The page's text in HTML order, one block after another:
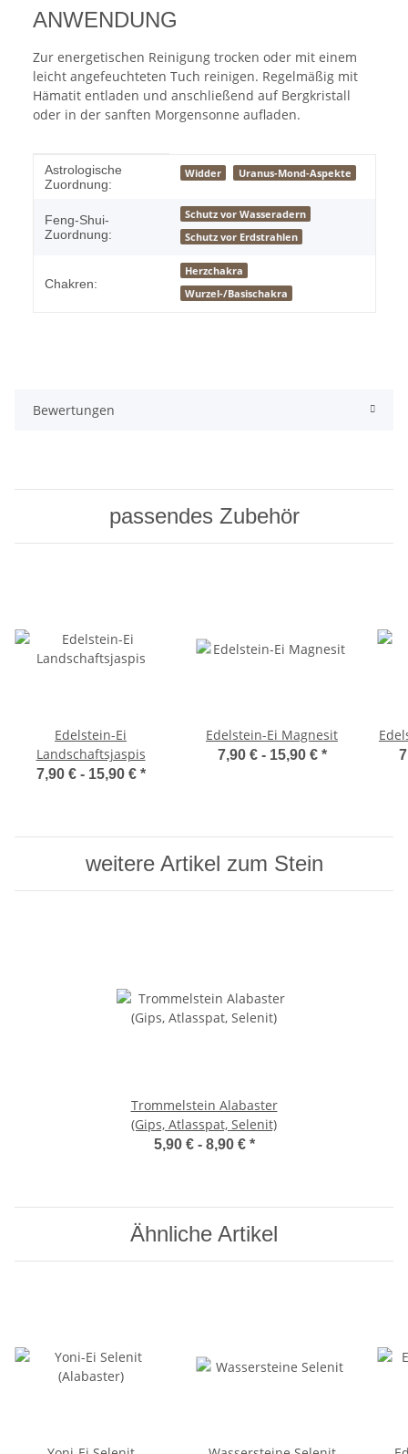
ANWENDUNG
Zur energetischen Reinigung trocken oder mit einem
leicht angefeuchteten Tuch reinigen. Regelmäßig mit
Hämatit entladen und anschließend auf Bergkristall
oder in der sanften Morgensonne aufladen.
Produkteigenschaft
Wert
Astrologische
Zuordnung:
Widder Uranus-Mond-Aspekte
Feng-Shui-
Zuordnung:
Schutz vor Wasseradern
Schutz vor Erdstrahlen
Chakren:
Herzchakra
Wurzel-/Basischakra
Bewertungen
passendes Zubehör
Edelstein-Ei
Landschaftsjaspis
7,90 € - 15,90 € *
Edelstein-Ei Magnesit
7,90 € - 15,90 € *
weitere Artikel zum Stein
Trommelstein Alabaster
(Gips, Atlasspat, Selenit)
5,90 € - 8,90 € *
Ähnliche Artikel